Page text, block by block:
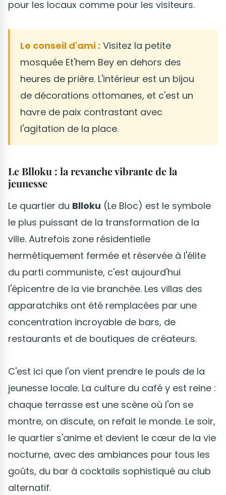
pour les locaux comme pour les visiteurs.
Le conseil d'ami : Visitez la petite
mosquée Et'hem Bey en dehors des
heures de prière. L'intérieur est un bijou
de décorations ottomanes, et c'est un
havre de paix contrastant avec
l'agitation de la place.
Le Blloku : la revanche vibrante de la
jeunesse
Le quartier du Blloku (Le Bloc) est le symbole
le plus puissant de la transformation de la
ville. Autrefois zone résidentielle
hermétiquement fermée et réservée à l'élite
du parti communiste, c'est aujourd'hui
l'épicentre de la vie branchée. Les villas des
apparatchiks ont été remplacées par une
concentration incroyable de bars, de
restaurants et de boutiques de créateurs.
C'est ici que l'on vient prendre le pouls de la
jeunesse locale. La culture du café y est reine :
chaque terrasse est une scène où l'on se
montre, on discute, on refait le monde. Le soir,
le quartier s'anime et devient le cœur de la vie
nocturne, avec des ambiances pour tous les
goûts, du bar à cocktails sophistiqué au club
alternatif.